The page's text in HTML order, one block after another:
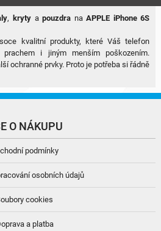
, krytyapouzdra naAPPLE iPhone 6S
kvalitní produkty, které Váš telefon
prachem i jiným menším poškozením.
ochranné prvky. Proto je potřeba si řádně
O NÁKUPU
podmínky
osobních údajů
cookies
a platba